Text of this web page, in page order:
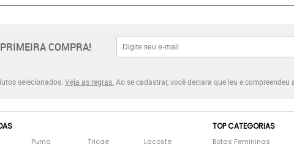
COMPRA!
selecionados. Veja as regras. Ao se cadastrar, você declara que leu e compreendeu
Puma
Tricae
Lacoste
TOP CATEGORIAS
Botas Femininas